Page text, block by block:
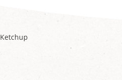
Ketchup